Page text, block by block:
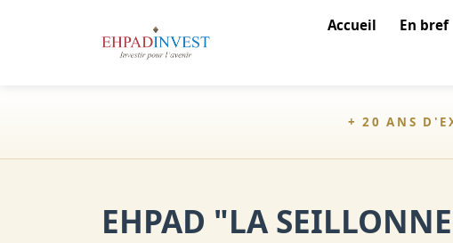
Accueil En bref
+ 20 ANS
EHPAD "LA